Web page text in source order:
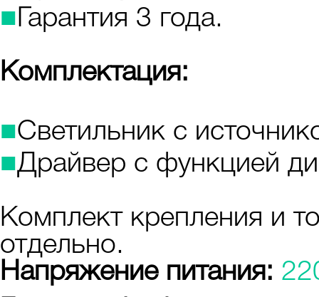
■ Гарантия 3 года.
Комплектация:
■Светильник с
■Драйвер с функцией
Комплект крепления и
отдельно.
Напряжение питания: